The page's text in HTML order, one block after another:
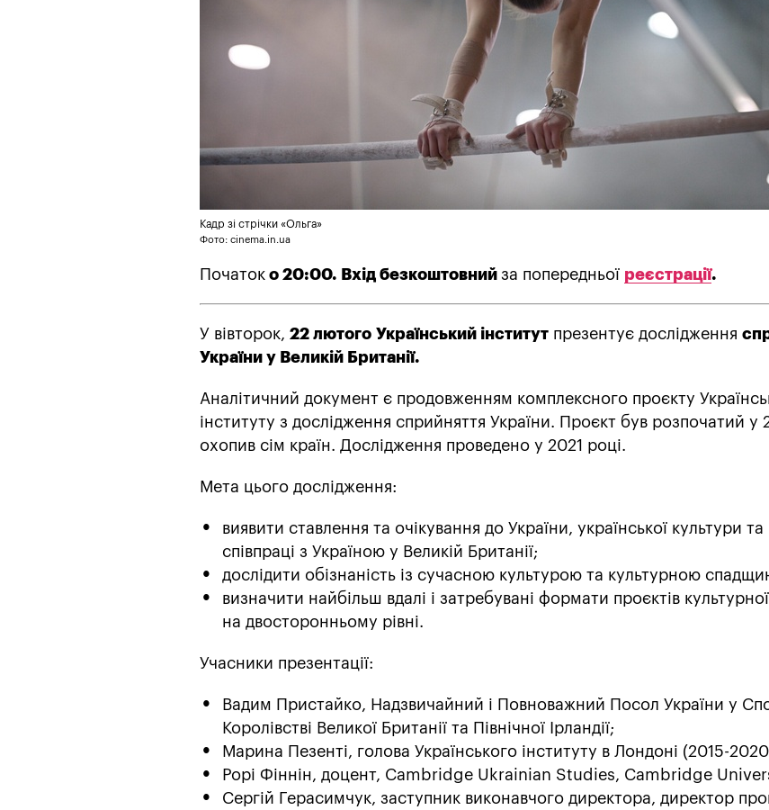
Кадр зі стрічки «Ольга»
Фото: cinema.in.ua
Початок о 20:00. Вхід безкоштовний за попередньої реєстрації.
У вівторок, 22 лютого Український інститут презентує дослідження
України у Великій Британії.
Аналітичний документ є продовженням комплексного проєкту
інституту з дослідження сприйняття України. Проєкт був розпочатий у
охопив сім країн. Дослідження проведено у 2021 році.
Мета цього дослідження:
виявити ставлення та очікування до України, української культури
співпраці з Україною у Великій Британії;
дослідити обізнаність із сучасною культурою та культурною
визначити найбільш вдалі і затребувані формати проєктів
на двосторонньому рівні.
Учасники презентації:
Вадим Пристайко, Надзвичайний і Повноважний Посол України у
Королівстві Великої Британії та Північної Ірландії;
Марина Пезенті, голова Українського інституту в Лондоні (2015-
Рорі Фіннін, доцент, Cambridge Ukrainian Studies, Cambridge
Сергій Герасимчук, заступник виконавчого директора, директор